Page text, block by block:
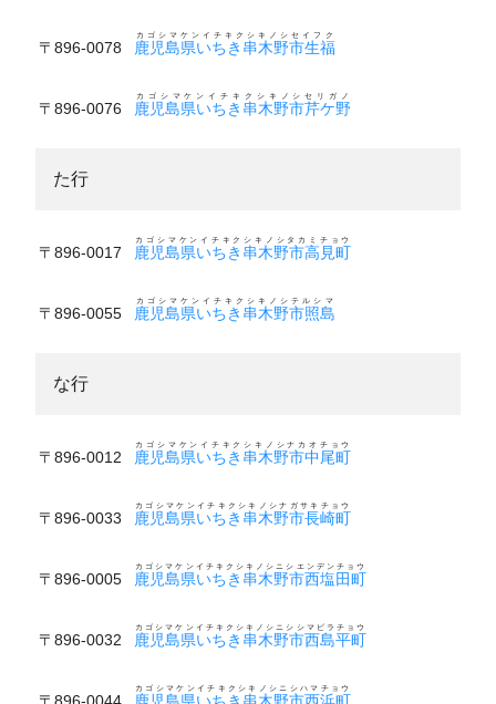
〒896-0078 鹿児島県いちき串木野市生福
カゴシマケンイチキクシキノシセイフク
〒896-0076 鹿児島県いちき串木野市芹ケ野
カゴシマケンイチキクシキノシセリガノ
た行
〒896-0017 鹿児島県いちき串木野市高見町
カゴシマケンイチキクシキノシタカミチョウ
〒896-0055 鹿児島県いちき串木野市照島
カゴシマケンイチキクシキノシテルシマ
な行
〒896-0012 鹿児島県いちき串木野市中尾町
カゴシマケンイチキクシキノシナカオチョウ
〒896-0033 鹿児島県いちき串木野市長崎町
カゴシマケンイチキクシキノシナガサキチョウ
〒896-0005 鹿児島県いちき串木野市西塩田町
カゴシマケンイチキクシキノシニシエンデンチョウ
〒896-0032 鹿児島県いちき串木野市西島平町
カゴシマケンイチキクシキノシニシシマビラチョウ
〒896-0044 鹿児島県いちき串木野市西浜町
カゴシマケンイチキクシキノシニシハマチョウ